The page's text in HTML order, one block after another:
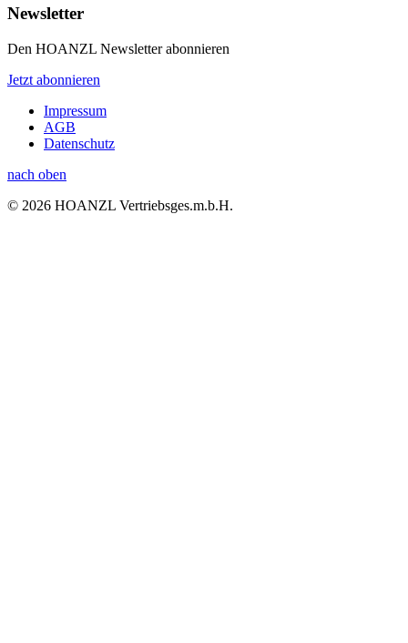
Newsletter
Den HOANZL Newsletter abonnieren
Jetzt abonnieren
Impressum
AGB
Datenschutz
nach oben
© 2026 HOANZL Vertriebsges.m.b.H.